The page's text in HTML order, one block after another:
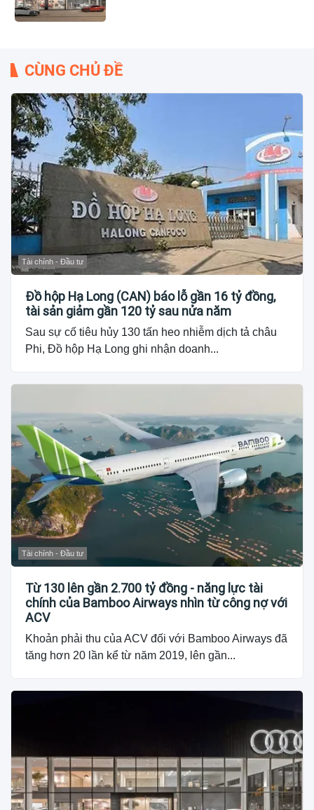
CÙNG CHỦ ĐỀ
Tài chính - Đầu tư
Đồ hộp Hạ Long (CAN) báo lỗ gần 16 tỷ đồng,
tài sản giảm gần 120 tỷ sau nửa năm
Sau sự cố tiêu hủy 130 tấn heo nhiễm dịch tả châu
Phi, Đồ hộp Hạ Long ghi nhận doanh...
Tài chính - Đầu tư
Từ 130 lên gần 2.700 tỷ đồng - năng lực tài
chính của Bamboo Airways nhìn từ công nợ với
ACV
Khoản phải thu của ACV đối với Bamboo Airways đã
tăng hơn 20 lần kể từ năm 2019, lên gần...